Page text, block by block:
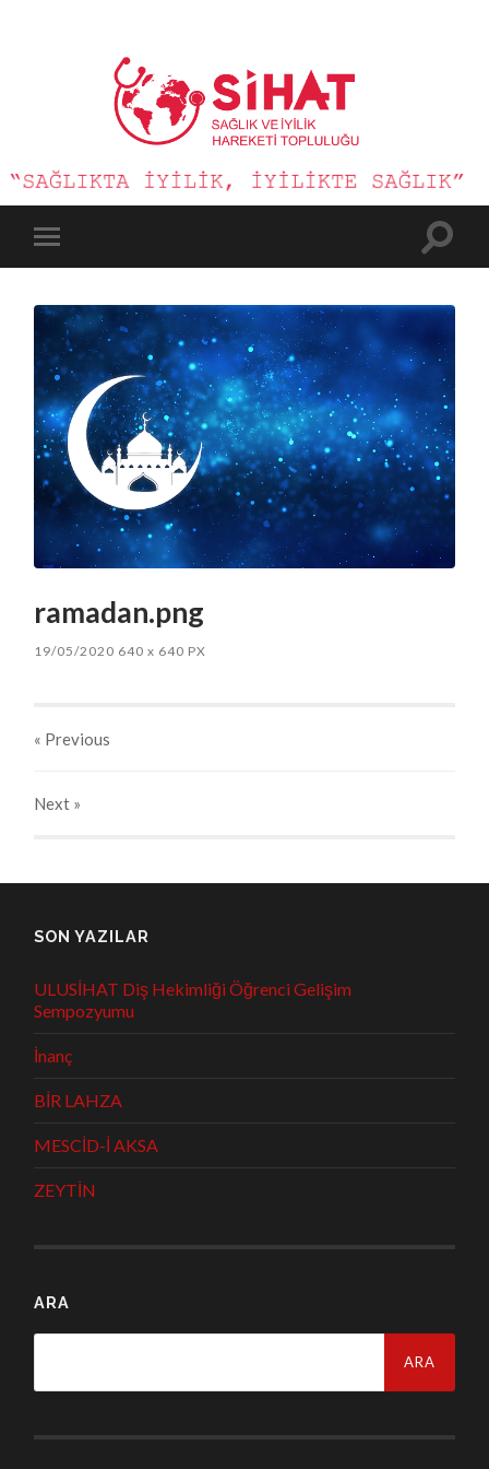
Sağlık
ve
İyilik
mobile
Toggle
ramadan.png
19/05/2020 640x 640 PX
« Previous
Next »
SON YAZILAR
ULUSİHAT Diş Hekimliği Öğrenci Gelişim
Sempozyumu
İnanç
BİR LAHZA
MESCİD-İ AKSA
ZEYTİN
ARA